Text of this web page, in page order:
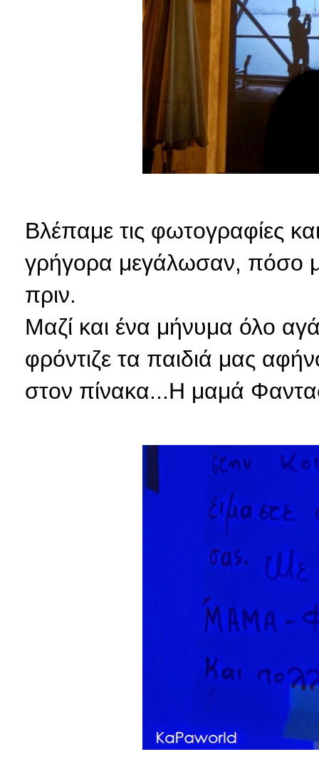
Βλέπαμε τις φωτογραφίες
γρήγορα μεγάλωσαν, πόσο
πριν.
Μαζί και ένα μήνυμα όλο
φρόντιζε τα παιδιά μας
στον πίνακα...Η μαμά